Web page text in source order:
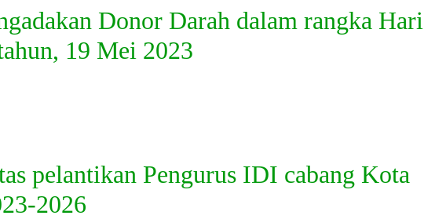
Donor Darah dalam rangka Hari
19 Mei 2023
pelantikan Pengurus IDI cabang Kota
2026